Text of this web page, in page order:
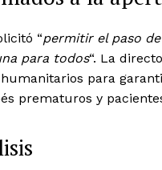
“permitir el paso
para todos“. La
para
prematuros y